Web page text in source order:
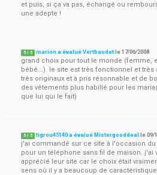
et puis, si ça va pas, échangé ou
une adepte !
5 / 5 marion a évalué Vertbaudet le17/06/2008
grand choix pour tout le monde (femme,
bébé...). le site est très fonctionnel et
très originaux et à pris résonnable et de
des vêtements plus habillé pour les
que lui qui le fait)
5 / 5 tigrou45140 a évalué Mistergooddeal le09/
j'ai commandé sur ce site à l'occasion
pour un téléphone sans fil de maison. j'ai
apprécié leur site car le choix était
sens où il y a beaucoup de